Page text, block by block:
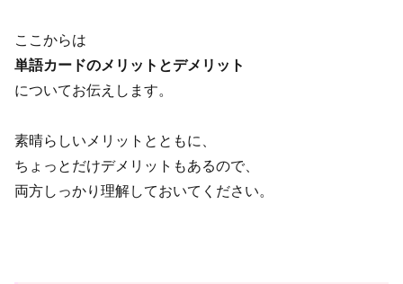
ここからは
単語カードのメリットとデメリット
についてお伝えします。
素晴らしいメリットとともに、
ちょっとだけデメリットもあるので、
両方しっかり理解しておいてください。